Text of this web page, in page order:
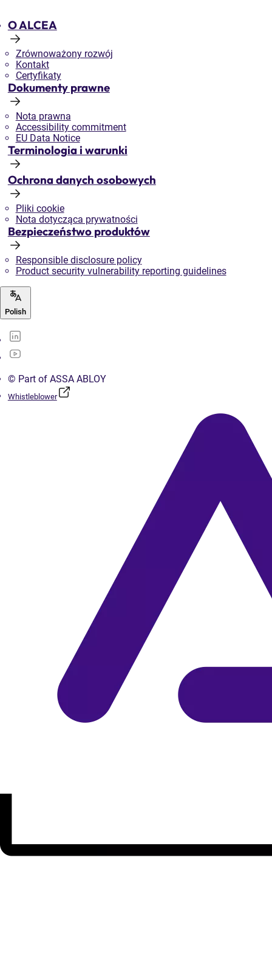
O ALCEA
Zrównoważony rozwój
Kontakt
Certyfikaty
Dokumenty prawne
Nota prawna
Accessibility commitment
EU Data Notice
Terminologia i warunki
Ochrona danych osobowych
Pliki cookie
Nota dotycząca prywatności
Bezpieczeństwo produktów
Responsible disclosure policy
Product security vulnerability reporting guidelines
Polish
© Part of ASSA ABLOY
Whistleblower